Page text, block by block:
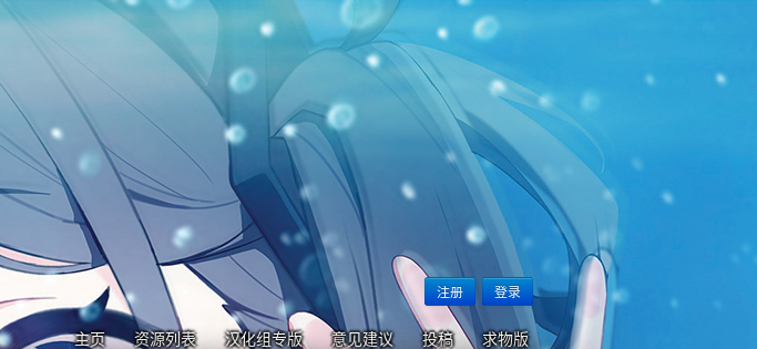
注册 登录
主页 资源列表 汉化组专版 意见建议 投稿 求物版